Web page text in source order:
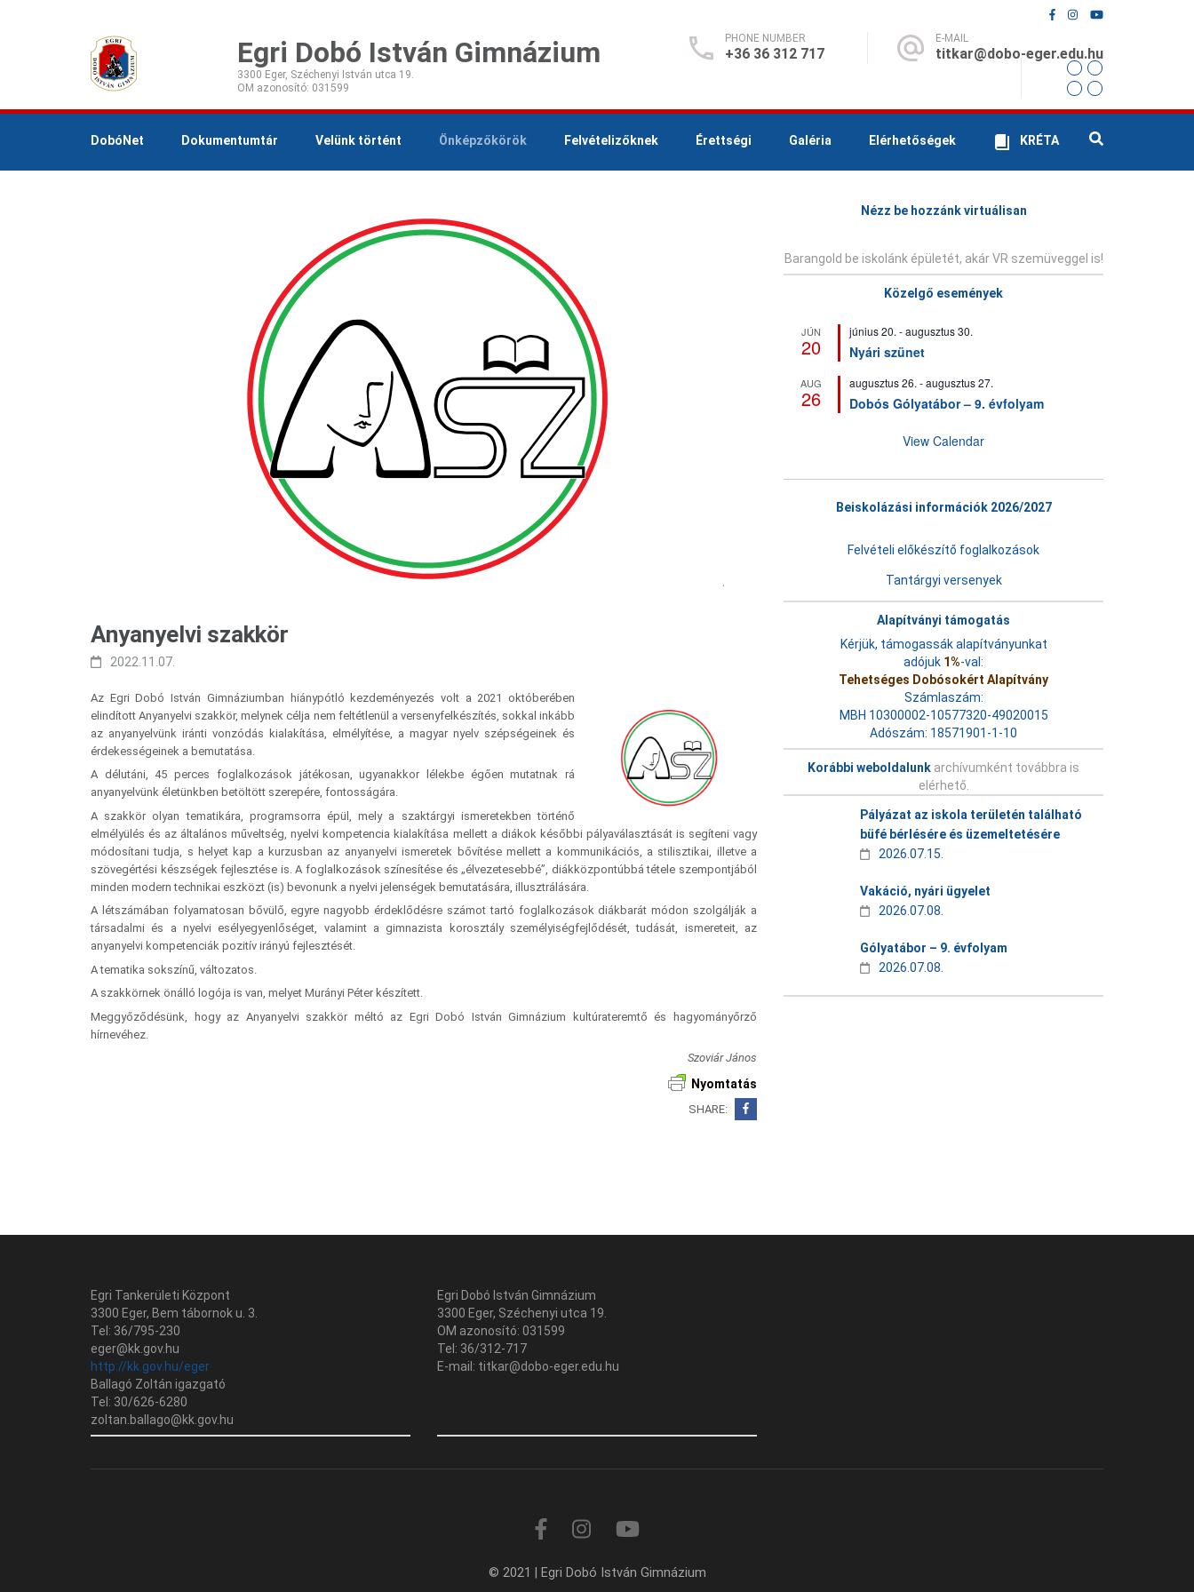
Egri Dobó István Gimnázium
3300 Eger, Széchenyi István utca 19.
PHONE NUMBER
+36 36 312 717
E-MAIL
titkar@dobo-eger.edu.hu
DobóNet Dokumentumtár Velünk történt Önképzőkörök Felvételizőknek Érettségi Galéria Elérhetőségek KRÉTA
Anyanyelvi szakkör
2022.11.07.
Az Egri Dobó István Gimnáziumban hiánypótló kezdeményezés volt a 2021 októberében
elindított Anyanyelvi szakkör, melynek célja nem feltétlenül a versenyfelkészítés, sokkal inkább
az anyanyelvünk iránti vonzódás kialakítása, elmélyítése, a magyar nyelv szépségeinek és
érdekességeinek a bemutatása.
A délutáni, 45 perces foglalkozások játékosan, ugyanakkor lélekbe égően mutatnak rá
anyanyelvünk életünkben betöltött szerepére, fontosságára.
A szakkör olyan tematikára, programsorra épül, mely a szaktárgyi ismeretekben történő
elmélyülés és az általános műveltség, nyelvi kompetencia kialakítása mellett a diákok későbbi pályaválasztását is segíteni vagy
módosítani tudja, s helyet kap a kurzusban az anyanyelvi ismeretek bővítése mellett a kommunikációs, a stilisztikai, illetve a
szövegértési készségek fejlesztése is. A foglalkozások színesítése és „élvezetesebbé”, diákközpontúbbá tétele szempontjából
minden modern technikai eszközt (is) bevonunk a nyelvi jelenségek bemutatására, illusztrálására.
A létszámában folyamatosan bővülő, egyre nagyobb érdeklődésre számot tartó foglalkozások diákbarát módon szolgálják a
társadalmi és a nyelvi esélyegyenlőséget, valamint a gimnazista korosztály személyiségfejlődését, tudását, ismereteit, az
anyanyelvi kompetenciák pozitív irányú fejlesztését.
A tematika sokszínű, változatos.
A szakkörnek önálló logója is van, melyet Murányi Péter készített.
Meggyőződésünk, hogy az Anyanyelvi szakkör méltó az Egri Dobó István Gimnázium kultúrateremtő és hagyományőrző
hírnevéhez.
Szoviár János
Nyomtatás
SHARE:
Nézz be hozzánk virtuálisan
Barangold be iskolánk épületét, akár VR szemüveggel is!
Közelgő események
JÚN
20
június 20. -augusztus 30.
Nyári szünet
AUG
26
augusztus 26. -augusztus 27.
Dobós Gólyatábor – 9. évfolyam
View Calendar
Beiskolázási információk 2026/2027
Felvételi előkészítő foglalkozások
Tantárgyi versenyek
Alapítványi támogatás
Kérjük, támogassák alapítványunkat
adójuk 1%-val:
Tehetséges Dobósokért Alapítvány
Számlaszám:
MBH 10300002-10577320-49020015
Adószám: 18571901-1-10
Korábbi weboldalunk archívumként továbbra is
elérhető.
Pályázat az iskola területén található
büfé bérlésére és üzemeltetésére
2026.07.15.
Vakáció, nyári ügyelet
2026.07.08.
Gólyatábor – 9. évfolyam
2026.07.08.
Egri Tankerületi Központ
3300 Eger, Bem tábornok u. 3.
Tel: 36/795-230
eger@kk.gov.hu
http://kk.gov.hu/eger
Ballagó Zoltán igazgató
Tel: 30/626-6280
zoltan.ballago@kk.gov.hu
Egri Dobó István Gimnázium
3300 Eger, Széchenyi utca 19.
OM azonosító: 031599
Tel: 36/312-717
E-mail: titkar@dobo-eger.edu.hu
© 2021 | Egri Dobó István Gimnázium